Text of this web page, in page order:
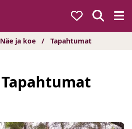
Näe ja koe / Tapahtumat
Tapahtumat